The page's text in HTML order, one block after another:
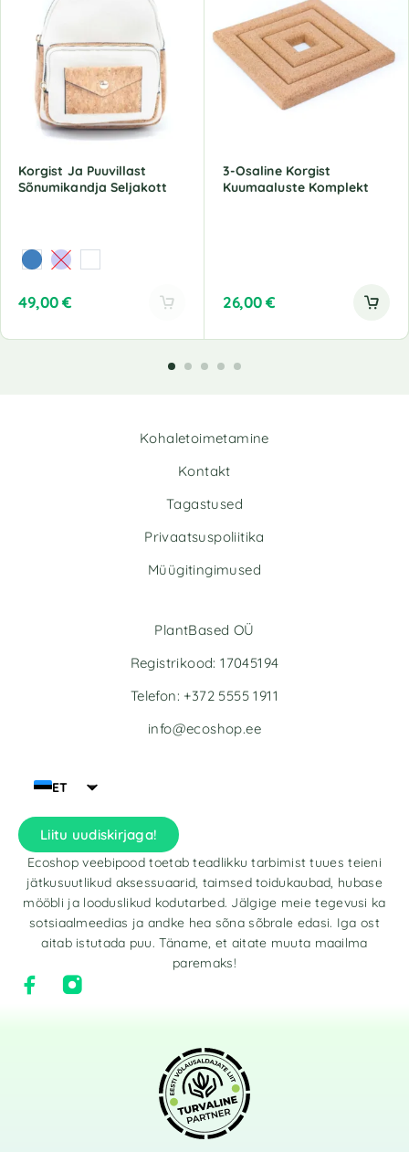
Korgist Ja Puuvillast
Sõnumikandja Seljakott
49,00€
3-Osaline Korgist
Kuumaaluste Komplekt
26,00€
Kohaletoimetamine
Kontakt
Tagastused
Privaatsuspoliitika
Müügitingimused
ET
Liitu uudiskirjaga!
Ecoshop veebipood toetab teadlikku tarbimist tuues teieni
jätkusuutlikud aksessuaarid, taimsed toidukaubad, hubase
mööbli ja looduslikud kodutarbed. Jälgige meie tegevusi ka
sotsiaalmeedias ja andke hea sõna sõbrale edasi. Iga ost
aitab istutada puu. Täname, et aitate muuta maailma
paremaks!
PlantBased OÜ
Registrikood: 17045194
Telefon: +372 5555 1911
info@ecoshop.ee